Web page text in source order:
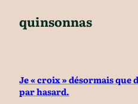
quinsonnas
Je « croix » désormais que
par hasard.